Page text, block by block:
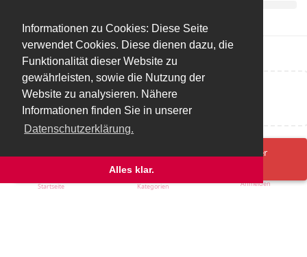
Informationen zu Cookies: Diese Seite
verwendet Cookies. Diese dienen dazu, die
Funktionalität dieser Website zu
gewährleisten, sowie die Nutzung der
Website zu analysieren. Nähere
Informationen finden Sie in unserer
Datenschutzerklärung.
Alles klar.
Eine Antwort schreiben…
Ups! Da ist was schief gelaufen. Bitte lade die Seite neu oder
Startseite Kategorien Anmelden